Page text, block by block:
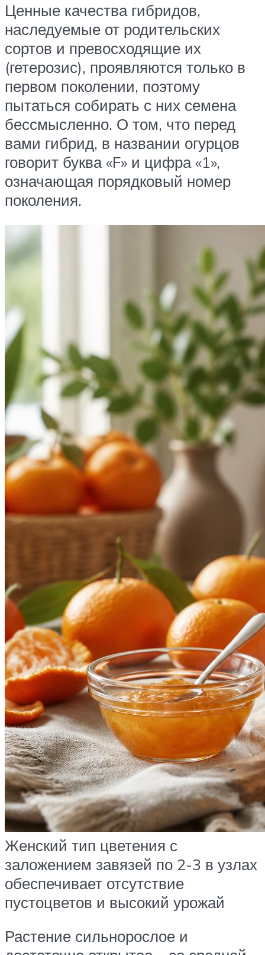
Ценные качества гибридов,
наследуемые от родительских
сортов и превосходящие их
(гетерозис), проявляются только в
первом поколении, поэтому
пытаться собирать с них семена
бессмысленно. О том, что перед
вами гибрид, в названии огурцов
говорит буква «F» и цифра «1»,
означающая порядковый номер
поколения.
Женский тип цветения с
заложением завязей по 2-3 в узлах
обеспечивает отсутствие
пустоцветов и высокий урожай
Растение сильнорослое и